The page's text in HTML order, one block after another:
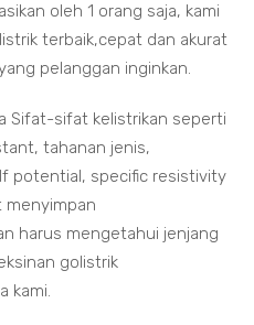
oleh 1 orang saja, kami
terbaik,cepat dan akurat
pelanggan inginkan.
Sifat-sifat kelistrikan seperti
tahanan jenis,
potential, specific resistivity
menyimpan
harus mengetahui jenjang
golistrik
kami.